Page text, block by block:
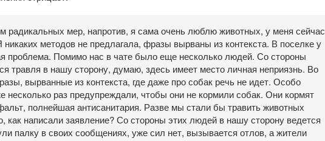
радикальных мер, напротив, я сама очень люблю животных, у меня сейчас
методов не предлагала, фразы вырваны из контекста. В поселке у
проблема. Помимо нас в чате было еще несколько людей. Со стороны
травля в нашу сторону, думаю, здесь имеет место личная неприязнь. Во
вырванные из контекста, где даже про собак речь не идет. Особо
несколько раз предупреждали, чтобы они не кормили собак. Они кормят
полнейшая антисанитария. Разве мы стали бы травить животных
как написали заявление? Со стороны этих людей в нашу сторону ведется
палку в своих сообщениях, уже сил нет, вызывается отлов, а жители